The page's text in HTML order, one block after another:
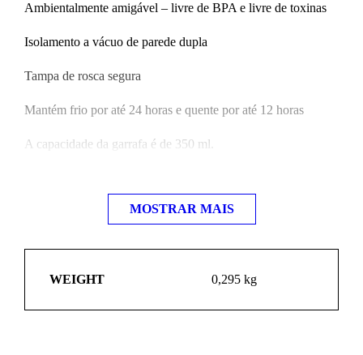
Ambientalmente amigável – livre de BPA e livre de toxinas
Isolamento a vácuo de parede dupla
Tampa de rosca segura
Mantém frio por até 24 horas e quente por até 12 horas
A capacidade da garrafa é de 350 ml.
Não coloque no micro-ondas
Lave a garrafa antes de usar a primeira vez
MOSTRAR MAIS
WEIGHT 0,295 kg